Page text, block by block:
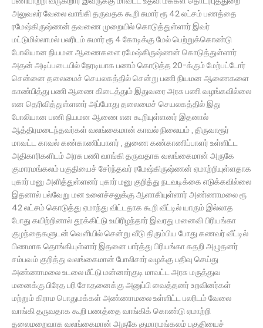
அலுவலர் வேலை வாங்கி தருவதக கூறி சுமார் ரூ 42 லட்சம் பணத்தை
ரமேஷ்கிருஷ்ணன் தவணை முறையில் கொடுத்துள்ளார் இவர்
மட்டுமில்லாமல் பலரிடம் சுமார் ரூ 4 கோடிக்கு மேல் பெற்றுக்கொண்டு
போலியான நியமன ஆணைகளை ரமேஷ்கிருஷ்ணன் கொடுத்துள்ளார்
அதன் அடிப்படையில் நேரடியாக பணம் கொடுத்த 20-க்கும் மேற்பட்டோர்
சென்னை தலைமைச் செயலகத்தில் சென்று பணி நியமன ஆணைகளை
காண்பித்து பணி ஆணை கிடைத்தும் இதுவரை அரசு பணி வழங்கவில்லை
என தெரிவித்துள்ளனர் அப்போது தலைமைச் செயலகத்தில் இது
போலியான பணி நியமன ஆணை என கூறியுள்ளனர் இதனால்
ஆத்திரமடைந்தவர்கள் வலங்கைமான் காவல் நிலையம் , திருவாரூர்
மாவட்ட காவல் கண்காணிப்பாளர் , துணை கண்காணிப்பாளர் உள்ளிட்ட
அதிகாரிகளிடம் அரசு பணி வாங்கி தருவதாக வலங்கைமான் அருகே
குமாரமங்கலம் பகுதியைச் சேர்ந்தவர் ரமேஷ்கிருஷ்ணன் ஏமாற்றியுள்ளதாக
புகார் மனு அளித்துள்ளனர் புகார் மனு குறித்து நடவடிக்கை எடுக்கவில்லை
இதனால் பல்வேறு மன உளைச்சலுக்கு ஆளாகியுள்ளார் அண்ணாமலை ரூ
42 லட்சம் கொடுத்து ஏமாந்து விட்டதாக கூறி வீட்டில் யாரும் இல்லாத
போது கயிற்றினால் தூக்கிட்டு உயிரிழந்தார் இவரது மனைவி பிரியங்கா
குழந்தைகளுடன் வெளியில் சென்று வீடு திரும்பிய போது கணவர் வீட்டில்
பிணமாக தொங்கியுள்ளார் இதனை பார்த்து பிரியங்கா கதறி அழுதனர்
சம்பவம் குறித்து வலங்கைமான் போலிசார் வழக்கு பதிவு செய்து
அண்ணாமலை உடலை மீட்டு மன்னார்குடி மாவட்ட அரசு மருத்துவ
மனைக்கு பிரேத பரி சோதனைக்கு அனுப்பி வைத்தனர் உறவினர்கள்
மற்றும் கிராம பொதுமக்கள் அண்ணாமலை உள்ளிட்ட பலரிடம் வேலை
வாங்கி தருவதாக கூறி பணத்தை வாங்கிக் கொண்டு ஏமாற்றி
தலைமறைவாக வலங்கைமான் அருகே குமாரமங்கலம் பகுதியைச்